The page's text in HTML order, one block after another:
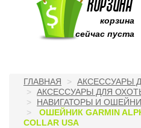
корзина
сейчас пуста
ГЛАВНАЯ
АКСЕССУАРЫ
АКСЕССУАРЫ ДЛЯ
НАВИГАТОРЫ И
ОШЕЙНИК GARMIN
COLLAR USA